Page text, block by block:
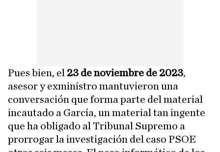
Pues bien, el 23 de noviembre de 2023,
asesor y exministro mantuvieron una
conversación que forma parte del material
incautado a García, un material tan ingente
que ha obligado al Tribunal Supremo a
prorrogar la investigación del caso PSOE